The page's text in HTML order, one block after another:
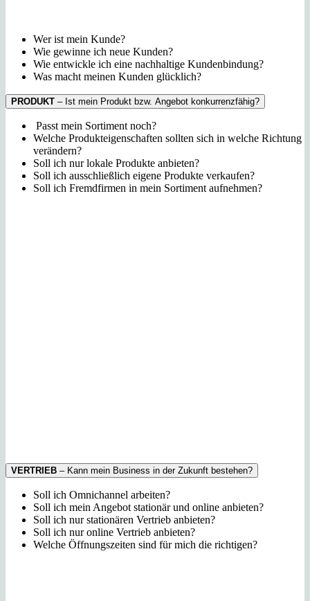
Wer ist mein Kunde?
Wie gewinne ich neue Kunden?
Wie entwickle ich eine nachhaltige Kundenbindung?
Was macht meinen Kunden glücklich?
PRODUKT – Ist mein Produkt bzw. Angebot konkurrenzfähig?
Passt mein Sortiment noch?
Welche Produkteigenschaften sollten sich in welche Richtung
verändern?
Soll ich nur lokale Produkte anbieten?
Soll ich ausschließlich eigene Produkte verkaufen?
Soll ich Fremdfirmen in mein Sortiment aufnehmen?
VERTRIEB – Kann mein Business in der Zukunft bestehen?
Soll ich Omnichannel arbeiten?
Soll ich mein Angebot stationär und online anbieten?
Soll ich nur stationären Vertrieb anbieten?
Soll ich nur online Vertrieb anbieten?
Welche Öffnungszeiten sind für mich die richtigen?